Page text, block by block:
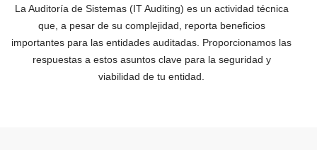
La Auditoría de Sistemas (IT Auditing) es un actividad técnica
que, a pesar de su complejidad, reporta beneficios
importantes para las entidades auditadas. Proporcionamos las
respuestas a estos asuntos clave para la seguridad y
viabilidad de tu entidad.